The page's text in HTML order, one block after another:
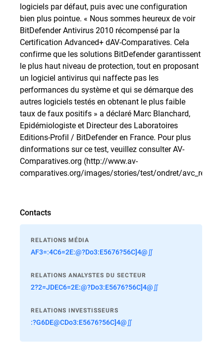
logiciels par défaut, puis avec une configuration
bien plus pointue. « Nous sommes heureux de voir
BitDefender Antivirus 2010 récompensé par la
Certification Advanced+ dAV-Comparatives. Cela
confirme que les solutions BitDefender garantissent
le plus haut niveau de protection, tout en proposant
un logiciel antivirus qui naffecte pas les
performances du système et qui se démarque des
autres logiciels testés en obtenant le plus faible
taux de faux positifs » a déclaré Marc Blanchard,
Epidémiologiste et Directeur des Laboratoires
Editions-Profil / BitDefender en France. Pour plus
dinformations sur ce test, veuillez consulter AV-
Comparatives.org (http://www.av-
comparatives.org/images/stories/test/ondret/
Contacts
RELATIONS MÉDIA
AF3=:4C6=2E:@?Do3:E5676?56C]4@∬
RELATIONS ANALYSTES DU SECTEUR
2?2=JDEC6=2E:@?Do3:E5676?56C]4@∬
RELATIONS INVESTISSEURS
:?G6DE@CDo3:E5676?56C]4@∬